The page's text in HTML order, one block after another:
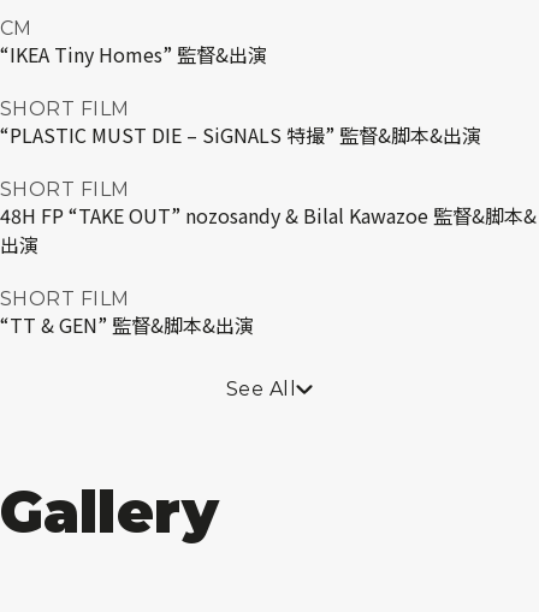
CM
“IKEA Tiny Homes” 監督&出演
SHORT FILM
“PLASTIC MUST DIE – SiGNALS 特撮” 監督&脚本&出演
SHORT FILM
48H FP “TAKE OUT” nozosandy & Bilal Kawazoe 監督&脚本&
出演
SHORT FILM
“TT & GEN” 監督&脚本&出演
See All
Gallery